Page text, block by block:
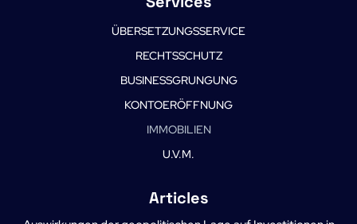
ÜBERSETZUNGSSERVICE
RECHTSSCHUTZ
BUSINESSGRUNGUNG
KONTOERÖFFNUNG
IMMOBILIEN
U.V.M.
Articles